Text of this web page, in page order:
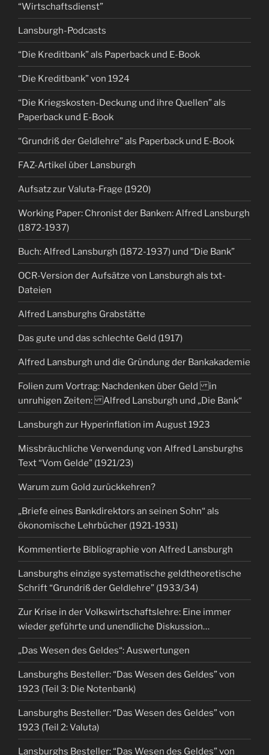
“Wirtschaftsdienst”
Lansburgh-Podcasts
“Die Kreditbank” als Paperback und E-Book
“Die Kreditbank” von 1924
“Die Kriegskosten-Deckung und ihre Quellen” als
Paperback und E-Book
“Grundriß der Geldlehre” als Paperback und E-Book
FAZ-Artikel über Lansburgh
Aufsatz zur Valuta-Frage (1920)
Working Paper: Chronist der Banken: Alfred Lansburgh
(1872-1937)
Buch: Alfred Lansburgh (1872-1937) und “Die Bank”
OCR-Version der Aufsätze von Lansburgh als txt-
Dateien
Alfred Lansburghs Grabstätte
Das gute und das schlechte Geld (1917)
Alfred Lansburgh und die Gründung der Bankakademie
Folien zum Vortrag: Nachdenken über Geld in
unruhigen Zeiten: Alfred Lansburgh und „Die Bank“
Lansburgh zur Hyperinflation im August 1923
Missbräuchliche Verwendung von Alfred Lansburghs
Text “Vom Gelde” (1921/23)
Warum zum Gold zurückkehren?
„Briefe eines Bankdirektors an seinen Sohn“ als
ökonomische Lehrbücher (1921-1931)
Kommentierte Bibliographie von Alfred Lansburgh
Lansburghs einzige systematische geldtheoretische
Schrift “Grundriß der Geldlehre” (1933/34)
Zur Krise in der Volkswirtschaftslehre: Eine immer
wieder geführte und unendliche Diskussion…
„Das Wesen des Geldes“: Auswertungen
Lansburghs Besteller: “Das Wesen des Geldes” von
1923 (Teil 3: Die Notenbank)
Lansburghs Besteller: “Das Wesen des Geldes” von
1923 (Teil 2: Valuta)
Lansburghs Besteller: “Das Wesen des Geldes” von